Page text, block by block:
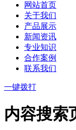
网站首页
关于我们
产品展示
新闻资讯
专业知识
合作案例
联系我们
一键拨打
内容搜索